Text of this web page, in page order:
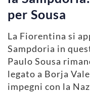
per Sousa
La Fiorentina si
Sampdoria in
Paulo Sousa
legato a Borja
impegni con la